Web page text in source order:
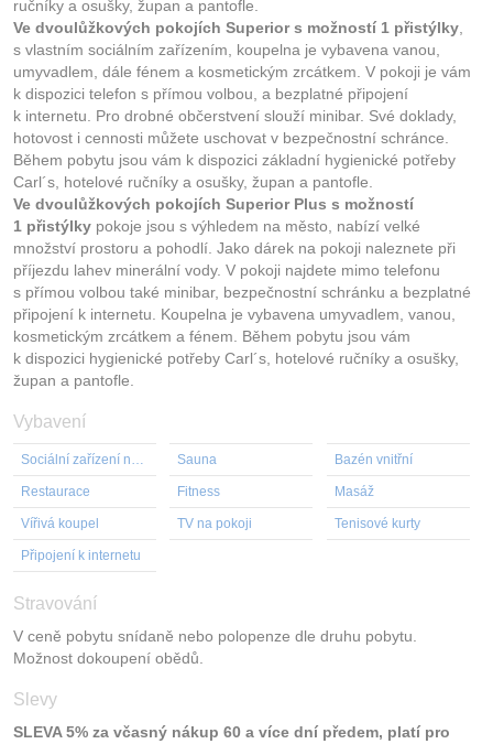
ručníky a osušky, župan a pantofle.
Ve dvoulůžkových pokojích Superior s možností 1 přistýlky,
s vlastním sociálním zařízením, koupelna je vybavena vanou,
umyvadlem, dále fénem a kosmetickým zrcátkem. V pokoji je vám
k dispozici telefon s přímou volbou, a bezplatné připojení
k internetu. Pro drobné občerstvení slouží minibar. Své doklady,
hotovost i cennosti můžete uschovat v bezpečnostní schránce.
Během pobytu jsou vám k dispozici základní hygienické potřeby
Carl´s, hotelové ručníky a osušky, župan a pantofle.
Ve dvoulůžkových pokojích Superior Plus s možností
1 přistýlky pokoje jsou s výhledem na město, nabízí velké
množství prostoru a pohodlí. Jako dárek na pokoji naleznete při
příjezdu lahev minerální vody. V pokoji najdete mimo telefonu
s přímou volbou také minibar, bezpečnostní schránku a bezplatné
připojení k internetu. Koupelna je vybavena umyvadlem, vanou,
kosmetickým zrcátkem a fénem. Během pobytu jsou vám
k dispozici hygienické potřeby Carl´s, hotelové ručníky a osušky,
župan a pantofle.
Vybavení
Sociální zařízení na pokoji Sauna Bazén vnitřní
Restaurace Fitness Masáž
Vířivá koupel TV na pokoji Tenisové kurty
Připojení k internetu
Stravování
V ceně pobytu snídaně nebo polopenze dle druhu pobytu.
Možnost dokoupení obědů.
Slevy
SLEVA 5% za včasný nákup 60 a více dní předem, platí pro